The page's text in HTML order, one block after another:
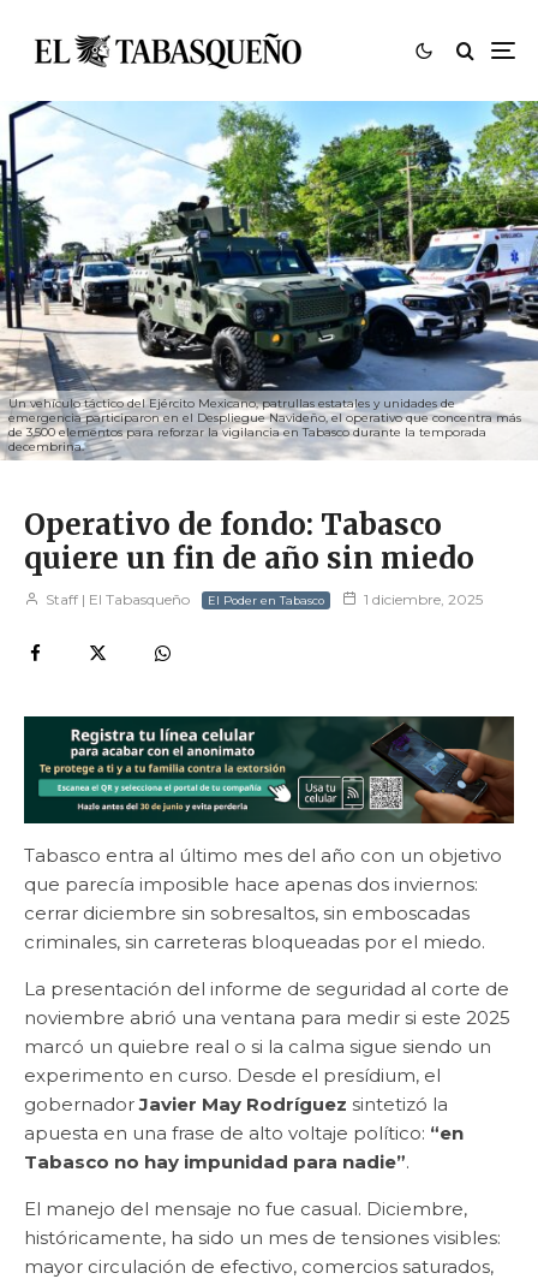
Un vehículo táctico del Ejército Mexicano, patrullas estatales y unidades de
emergencia participaron en el Despliegue Navideño, el operativo que concentra más
de 3,500 elementos para reforzar la vigilancia en Tabasco durante la temporada
decembrina.
Operativo de fondo: Tabasco
quiere un fin de año sin miedo
Staff | El Tabasqueño El Poder en Tabasco 1 diciembre, 2025
Tabasco entra al último mes del año con un objetivo
que parecía imposible hace apenas dos inviernos:
cerrar diciembre sin sobresaltos, sin emboscadas
criminales, sin carreteras bloqueadas por el miedo.
La presentación del informe de seguridad al corte de
noviembre abrió una ventana para medir si este 2025
marcó un quiebre real o si la calma sigue siendo un
experimento en curso. Desde el presídium, el
gobernadorJavier May Rodríguez sintetizó la
apuesta en una frase de alto voltaje político: “en
Tabasco no hay impunidad para nadie”.
El manejo del mensaje no fue casual. Diciembre,
históricamente, ha sido un mes de tensiones visibles:
mayor circulación de efectivo, comercios saturados,